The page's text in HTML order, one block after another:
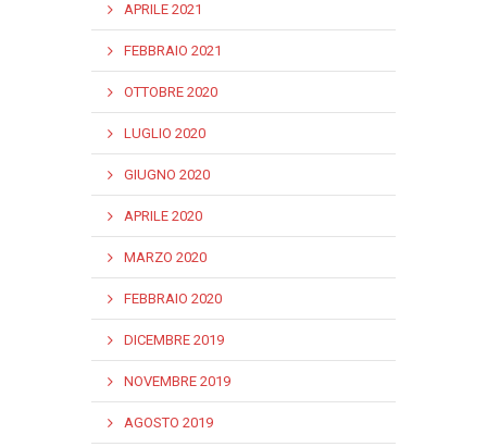
APRILE 2021
FEBBRAIO 2021
OTTOBRE 2020
LUGLIO 2020
GIUGNO 2020
APRILE 2020
MARZO 2020
FEBBRAIO 2020
DICEMBRE 2019
NOVEMBRE 2019
AGOSTO 2019